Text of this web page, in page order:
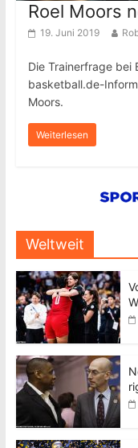
Roel Moors
19. Juni 2019
Die Trainerfrage bei
basketball.de-
Moors.
Weiterlesen
Weltweit